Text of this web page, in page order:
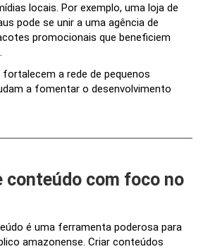
locais. Por exemplo, uma loja de
pode se unir a uma agência de
promocionais que beneficiem
a rede de pequenos
a fomentar o desenvolvimento
conteúdo com foco no
é uma ferramenta poderosa para
amazonense. Criar conteúdos